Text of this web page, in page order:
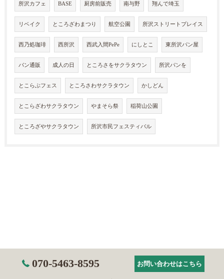
所沢カフェ BASE 厨房前販売 南与野 翔んで埼玉
リベイク ところざわまつり 航空公園 所沢ストリートプレイス
西乃処珈琲 西所沢 西武入間PePe にしとこ 東所沢パン屋
パン通販 成人の日 ところさをサクラタウン 所沢パンを
とこらぶフェス ところさわサクラタウン かしどん
とこらざわサクラタウン やまそら祭 稲荷山公園
ところざやサクラタウン 所沢市民フェスティバル
070-5463-8595 お問い合わせはこちら